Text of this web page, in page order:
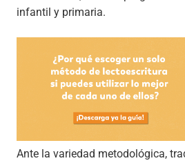
infantil y primaria.
Ante la variedad metodológica,